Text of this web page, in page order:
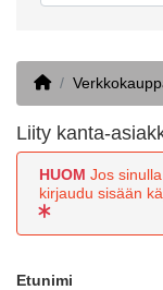
Home
Liity kanta-
HUOM Jos
kirjaudu sisään
Etunimi